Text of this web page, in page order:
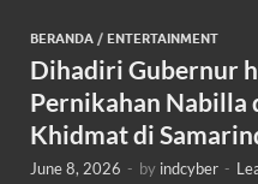
BERANDA / ENTERTAINMENT
Dihadiri Gubernur
Pernikahan Nabilla
Khidmat di
June 8, 2026 - by indcyber -